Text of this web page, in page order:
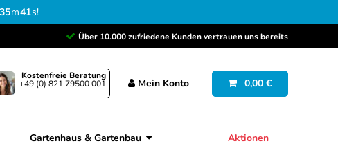
35m40s!
Über 10.000 zufriedene Kunden vertrauen uns bereits
Kostenfreie Beratung
+49 (0) 821 79500 001 Mein Konto 0,00 €
Gartenhaus & Gartenbau Aktionen